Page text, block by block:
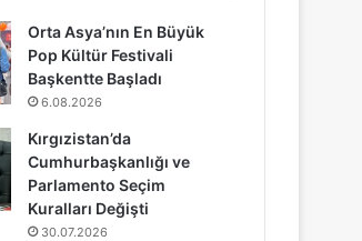
Orta Asya’nın En Büyük
Pop Kültür Festivali
Başkentte Başladı
6.08.2026
Kırgızistan’da
Cumhurbaşkanlığı ve
Parlamento Seçim
Kuralları Değişti
30.07.2026